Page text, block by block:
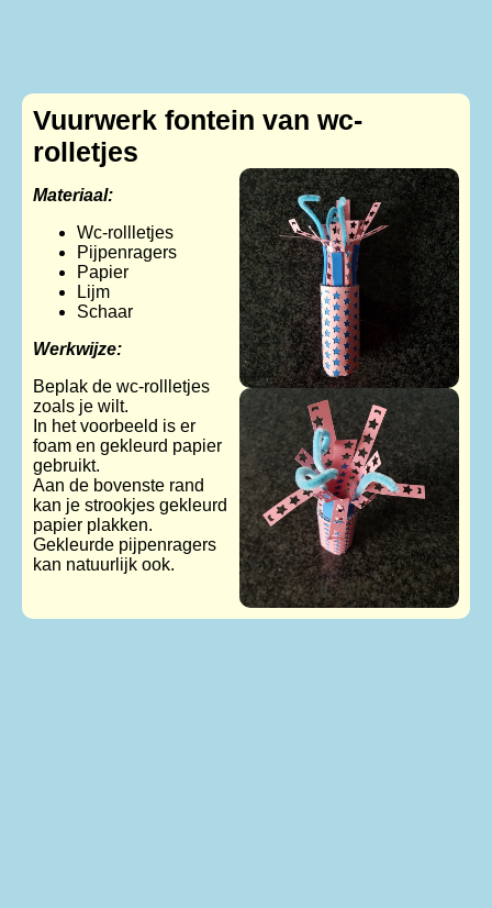
Vuurwerk fontein van wc-
rolletjes
Materiaal:
Wc-rollletjes
Pijpenragers
Papier
Lijm
Schaar
Werkwijze:
Beplak de wc-rollletjes
zoals je wilt.
In het voorbeeld is er
foam en gekleurd papier
gebruikt.
Aan de bovenste rand
kan je strookjes gekleurd
papier plakken.
Gekleurde pijpenragers
kan natuurlijk ook.